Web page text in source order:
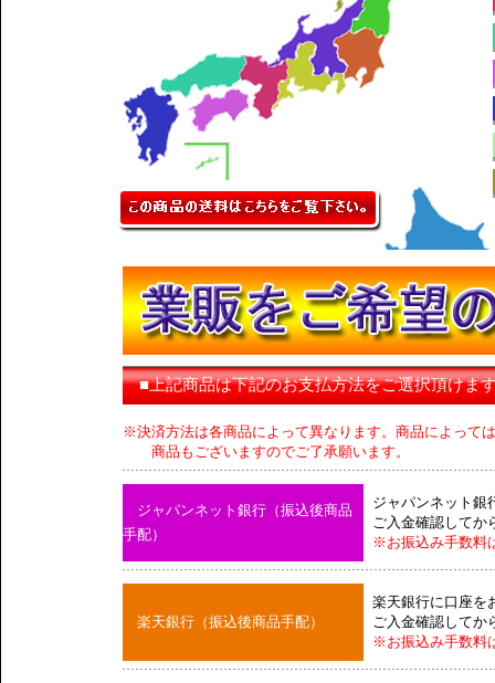
■上記商品は下記のお支払方法をご選択頂けま
※決済方法は各商品によって異なります。商品によって
商品もございますのでご了承願います。
ジャパンネット銀行（振込後商品
手配）
ジャパンネット銀
ご入金確認してか
※お振込み手数料
楽天銀行（振込後商品手配）
楽天銀行に口座を
ご入金確認してか
※お振込み手数料